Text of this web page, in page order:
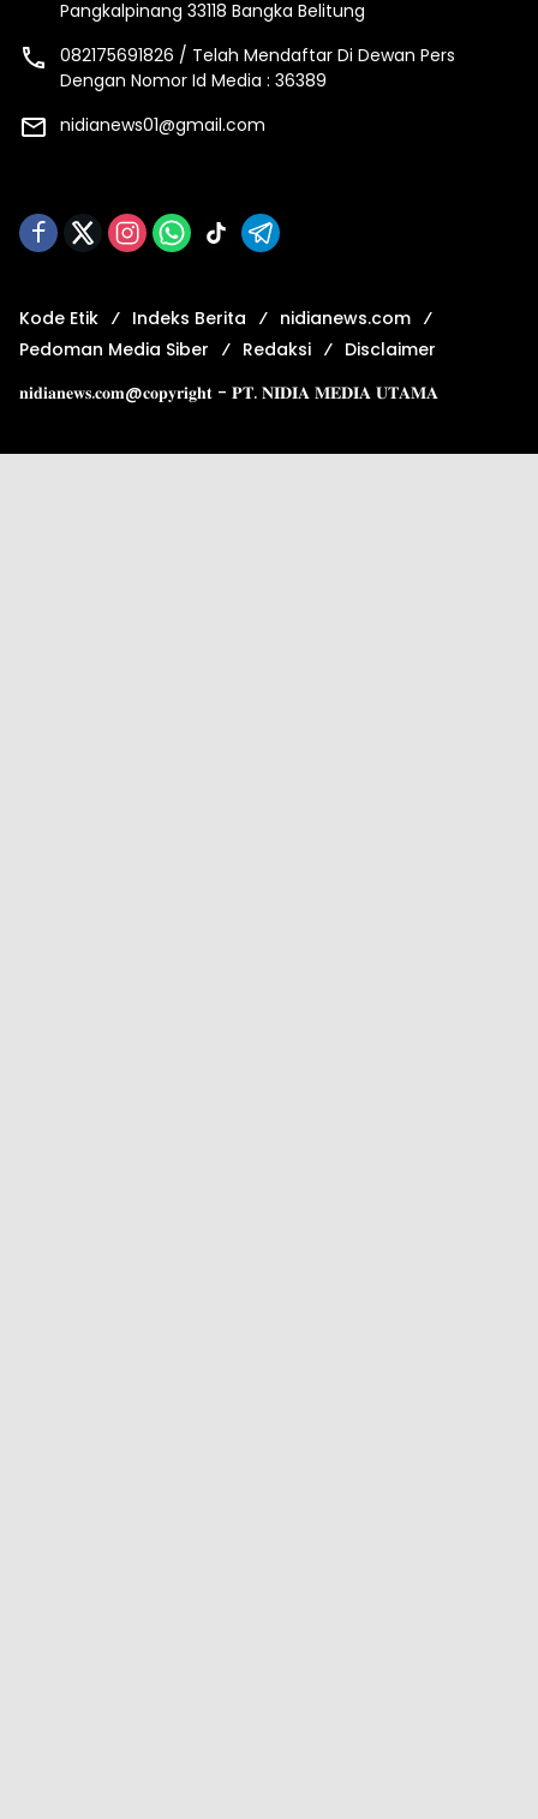
Pangkalpinang 33118 Bangka Belitung
082175691826 / Telah Mendaftar Di Dewan Pers
Dengan Nomor Id Media : 36389
nidianews01@gmail.com
Kode Etik Indeks Berita
nidianews.com
Pedoman Media Siber
Redaksi
Disclaimer
𝐧𝐢𝐝𝐢𝐚𝐧𝐞𝐰𝐬.𝐜𝐨𝐦@𝐜𝐨𝐩𝐲𝐫𝐢𝐠𝐡𝐭 - 𝐏𝐓. 𝐍𝐈𝐃𝐈𝐀 𝐌𝐄𝐃𝐈𝐀 𝐔𝐓𝐀𝐌𝐀